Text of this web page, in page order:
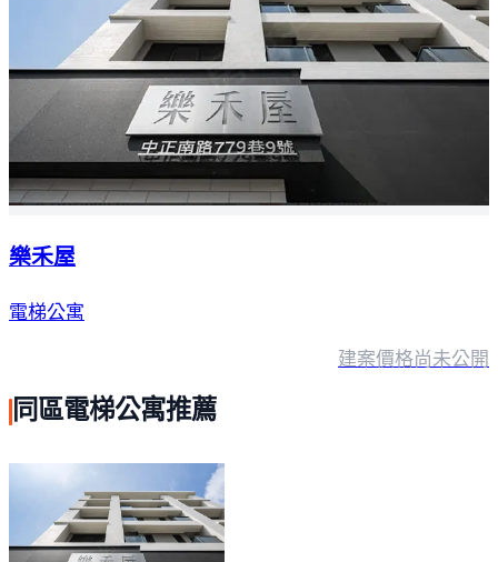
樂禾屋
電梯公寓
建案價格尚未公開
同區電梯公寓推薦